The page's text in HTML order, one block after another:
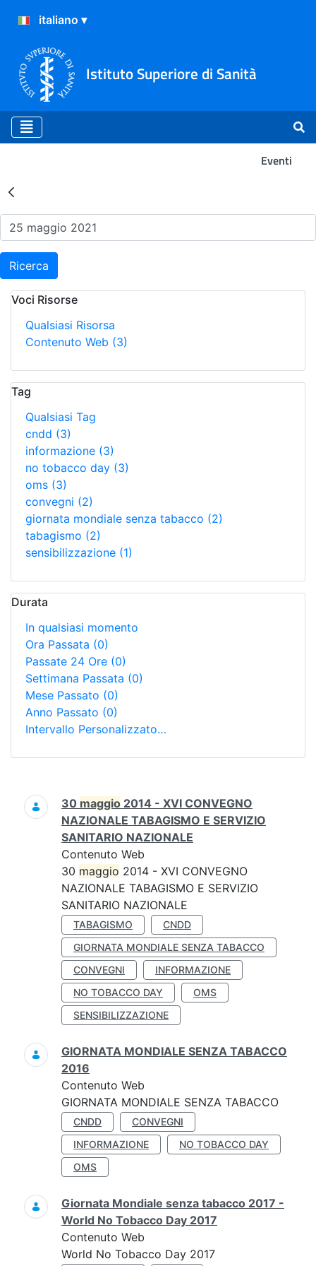
Istituto Superiore di Sanità
Eventi
Risultati della Ricerca -
Ricerca
Voci Risorse
Qualsiasi Risorsa
Contenuto Web (3)
Tag
Qualsiasi Tag
cndd (3)
informazione (3)
no tobacco day (3)
oms (3)
convegni (2)
giornata mondiale senza tabacco (2)
tabagismo (2)
sensibilizzazione (1)
Durata
In qualsiasi momento
Ora Passata (0)
Passate 24 Ore (0)
Settimana Passata (0)
Mese Passato (0)
Anno Passato (0)
Intervallo Personalizzato…
Ricerca
30 maggio 2014 - XVI CONVEGNO
NAZIONALE TABAGISMO E SERVIZIO
SANITARIO NAZIONALE
Contenuto Web
30 maggio 2014 - XVI CONVEGNO
NAZIONALE TABAGISMO E SERVIZIO
SANITARIO NAZIONALE
TABAGISMO
CNDD
GIORNATA MONDIALE SENZA TABACCO
CONVEGNI
INFORMAZIONE
NO TOBACCO DAY
OMS
SENSIBILIZZAZIONE
GIORNATA MONDIALE SENZA TABACCO
2016
Contenuto Web
GIORNATA MONDIALE SENZA TABACCO
CNDD
CONVEGNI
INFORMAZIONE
NO TOBACCO DAY
OMS
Giornata Mondiale senza tabacco 2017 -
World No Tobacco Day 2017
Contenuto Web
World No Tobacco Day 2017